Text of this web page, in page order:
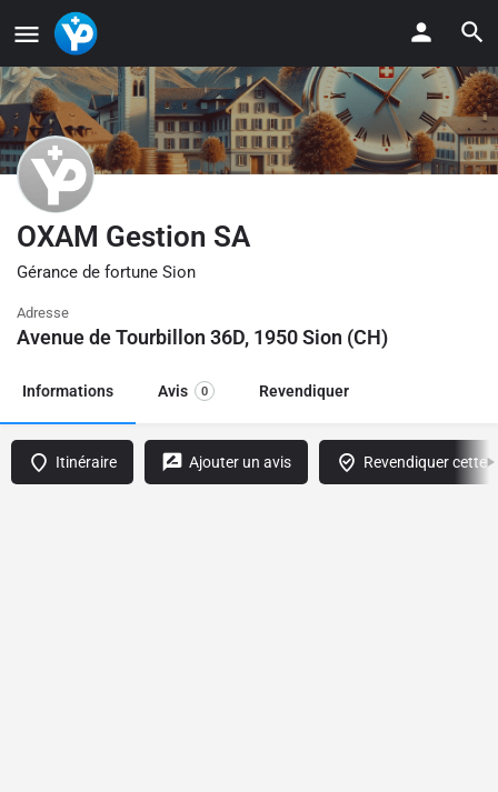
OXAM Gestion SA
Gérance de fortune Sion
Adresse
Avenue de Tourbillon 36D, 1950 Sion (CH)
Informations Avis 0 Revendiquer
Itinéraire Ajouter un avis Revendiquer cette